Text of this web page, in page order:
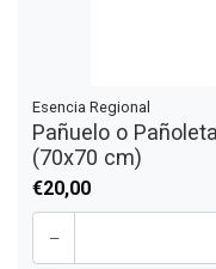
Esencia Regional
Pañuelo o
(70x70 cm)
€20,00
-